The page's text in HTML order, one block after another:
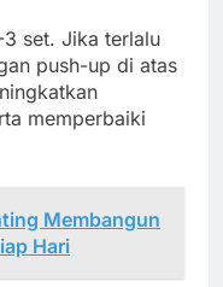
set. Jika terlalu
push-up di atas
memperbaiki
Membangun
Hari